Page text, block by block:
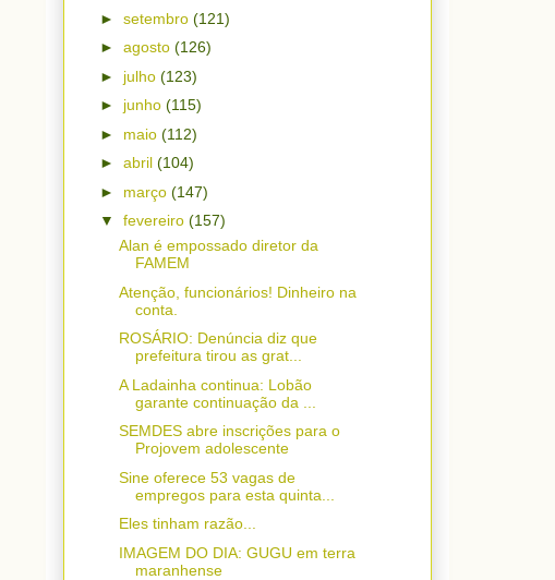
► setembro (121)
► agosto (126)
► julho (123)
► junho (115)
► maio (112)
► abril (104)
► março (147)
▼ fevereiro (157)
Alan é empossado diretor da
FAMEM
Atenção, funcionários! Dinheiro na
conta.
ROSÁRIO: Denúncia diz que
prefeitura tirou as grat...
A Ladainha continua: Lobão
garante continuação da ...
SEMDES abre inscrições para o
Projovem adolescente
Sine oferece 53 vagas de
empregos para esta quinta...
Eles tinham razão...
IMAGEM DO DIA: GUGU em terra
maranhense